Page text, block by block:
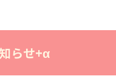
らせ+α